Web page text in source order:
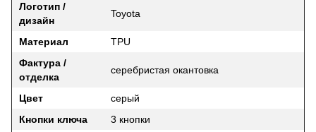
Логотип /
дизайн
Toyota
Материал
TPU
Фактура /
отделка
серебристая окантовка
Цвет
серый
Кнопки ключа
3 кнопки